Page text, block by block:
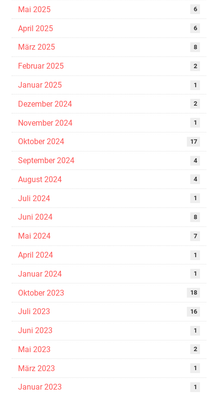
Mai 2025 6
April 2025 6
März 2025 8
Februar 2025 2
Januar 2025 1
Dezember 2024 2
November 2024 1
Oktober 2024 17
September 2024 4
August 2024 4
Juli 2024 1
Juni 2024 8
Mai 2024 7
April 2024 1
Januar 2024 1
Oktober 2023 18
Juli 2023 16
Juni 2023 1
Mai 2023 2
März 2023 1
Januar 2023 1